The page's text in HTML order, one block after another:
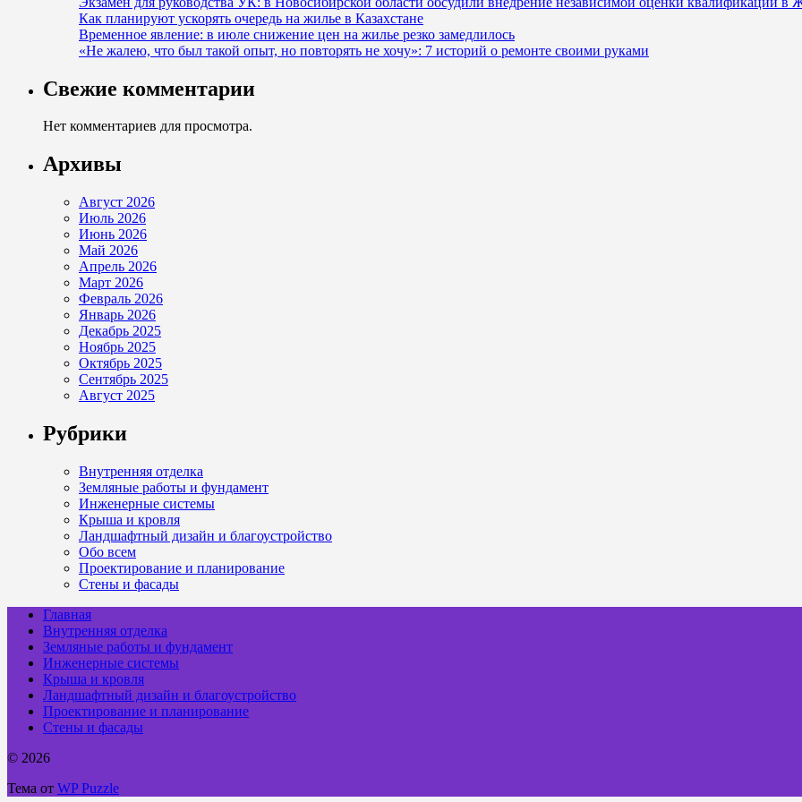
Как планируют ускорять очередь на жилье в Казахстане
Временное явление: в июле снижение цен на жилье резко замедлилось
«Не жалею, что был такой опыт, но повто­рять не хочу»: 7 историй о ремонте своими руками
Свежие комментарии
Нет комментариев для просмотра.
Архивы
Август 2026
Июль 2026
Июнь 2026
Май 2026
Апрель 2026
Март 2026
Февраль 2026
Январь 2026
Декабрь 2025
Ноябрь 2025
Октябрь 2025
Сентябрь 2025
Август 2025
Рубрики
Внутренняя отделка
Земляные работы и фундамент
Инженерные системы
Крыша и кровля
Ландшафтный дизайн и благоустройство
Обо всем
Проектирование и планирование
Стены и фасады
Главная
Внутренняя отделка
Земляные работы и фундамент
Инженерные системы
Крыша и кровля
Ландшафтный дизайн и благоустройство
Проектирование и планирование
Стены и фасады
© 2026
Тема от WP Puzzle